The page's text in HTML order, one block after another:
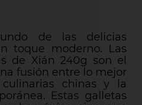
de las delicias
toque moderno. Las
de Xián 240g son el
fusión entre lo mejor
chinas y la
Estas galletas